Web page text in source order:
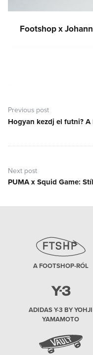
Footshop x
navigáció
Previous post
Previous
Hogyan kezdj el futni?
Next post
Next
PUMA x Squid Game:
A FOOTSHOP-RÓL
ADIDAS Y-3 BY YOHJI
YAMAMOTO